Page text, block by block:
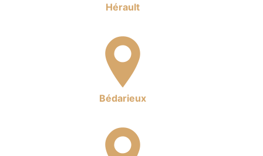
Hérault
Bédarieux